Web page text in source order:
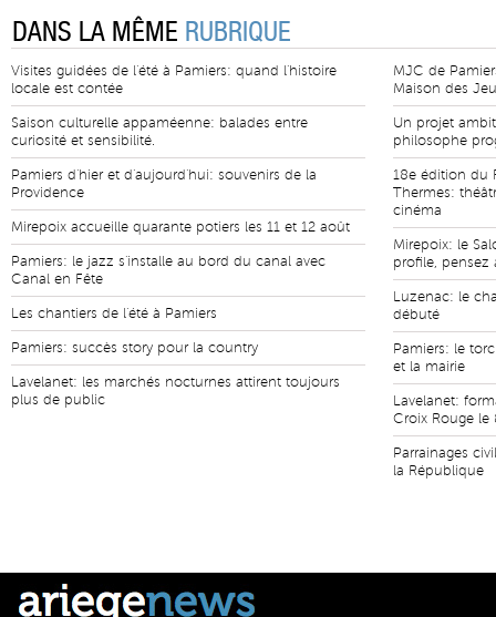
DANS LA MÊME RUBRIQUE
Visites guidées de l'été à Pamiers: quand l'histoire
locale est contée
Saison culturelle appaméenne: balades entre
curiosité et sensibilité.
Pamiers d'hier et d'aujourd'hui: souvenirs de la
Providence
Mirepoix accueille quarante potiers les 11 et 12 août
Pamiers: le jazz s'installe au bord du canal avec
Canal en Fête
Les chantiers de l'été à Pamiers
Pamiers: succès story pour la country
Lavelanet: les marchés nocturnes attirent toujours
plus de public
MJC de
Maison des
Un projet
philosophe
18e édition du
Thermes:
cinéma
Mirepoix: le
profile, pensez
Luzenac: le
débuté
Pamiers: le
et la mairie
Lavelanet:
Croix Rouge le
Parrainages
la République